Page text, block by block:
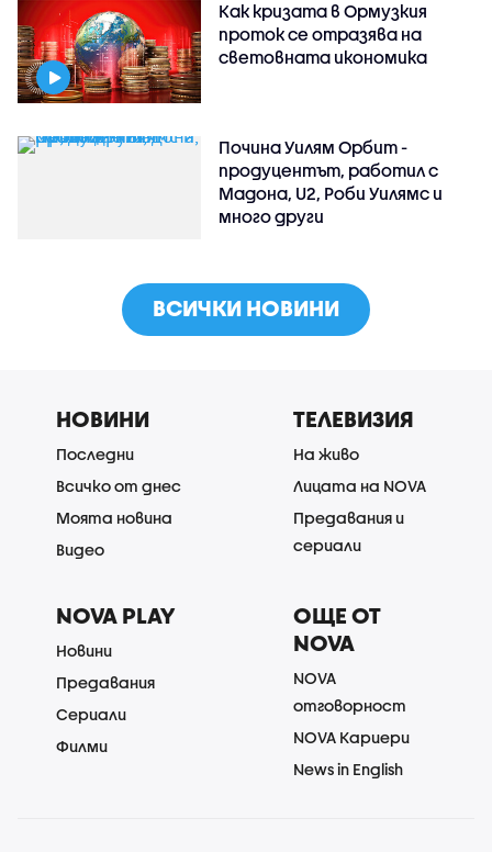
Как кризата в Ормузкия
проток се отразява на
световната икономика
Почина Уилям Орбит -
продуцентът, работил с
Мадона, U2, Роби Уилямс и
много други
ВСИЧКИ НОВИНИ
НОВИНИ
Последни
Всичко от днес
Моята новина
Видео
ТЕЛЕВИЗИЯ
На живо
Лицата на NOVA
Предавания и
сериали
NOVA PLAY
Новини
Предавания
Сериали
Филми
ОЩЕ ОТ
NOVA
NOVA
отговорност
NOVA Кариери
News in English